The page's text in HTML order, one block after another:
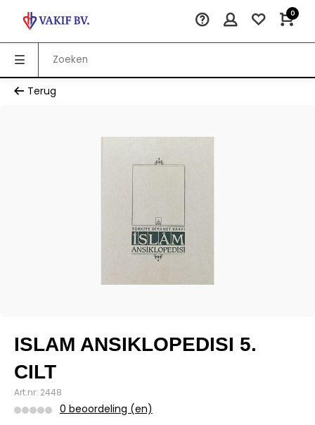
0
Terug
ISLAM ANSIKLOPEDISI 5.
CILT
Art.nr: 2448
0 beoordeling (en)